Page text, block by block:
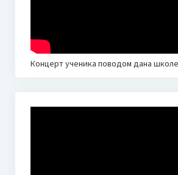
И-МЕЈЛ АДРЕСЕ ЗА РОДИТЕЉЕ
Промене у календару наставе 2020.
Концерт ученика поводом дана